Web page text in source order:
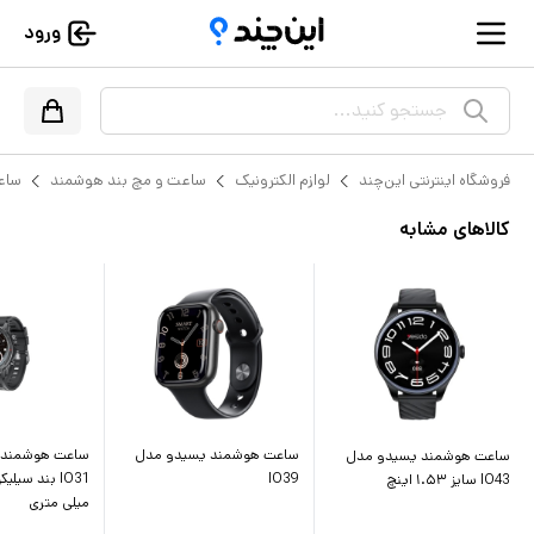
ورود
جستجو کنید...
فروشگاه اینترنتی این‌چند لوازم الکترونیک ساعت و مچ بند هوشمند
کالاهای مشابه
ساعت هوشمند یسیدو مدل
IO43 سایز ۱.۵۳ اینچ
ساعت هوشمند یسیدو مدل
IO39
ساعت
میلی متری